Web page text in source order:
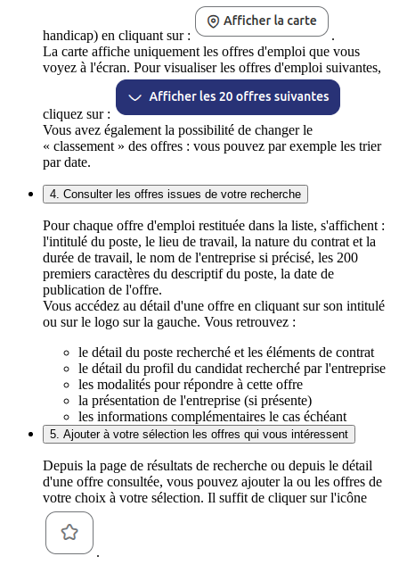
handicap) en cliquant sur :
.
La carte affiche uniquement les offres d'emploi que vous
voyez à l'écran. Pour visualiser les offres d'emploi suivantes,
cliquez sur :
Vous avez également la possibilité de changer le
« classement » des offres : vous pouvez par exemple les trier
par date.
4. Consulter les offres issues de votre recherche
Pour chaque offre d'emploi restituée dans la liste, s'affichent :
l'intitulé du poste, le lieu de travail, la nature du contrat et la
durée de travail, le nom de l'entreprise si précisé, les 200
premiers caractères du descriptif du poste, la date de
publication de l'offre.
Vous accédez au détail d'une offre en cliquant sur son intitulé
ou sur le logo sur la gauche. Vous retrouvez :
le détail du poste recherché et les éléments de contrat
le détail du profil du candidat recherché par l'entreprise
les modalités pour répondre à cette offre
la présentation de l'entreprise (si présente)
les informations complémentaires le cas échéant
5. Ajouter à votre sélection les offres qui vous intéressent
Depuis la page de résultats de recherche ou depuis le détail
d'une offre consultée, vous pouvez ajouter la ou les offres de
votre choix à votre sélection. Il suffit de cliquer sur l'icône
.